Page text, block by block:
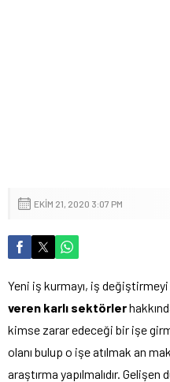
EKIM 21, 2020 3:07 PM
Yeni iş kurmayı, iş
veren karlı sektörler
kimse zarar edeceği bir işe
olanı bulup o işe atılmak an
araştırma yapılmalıdır.